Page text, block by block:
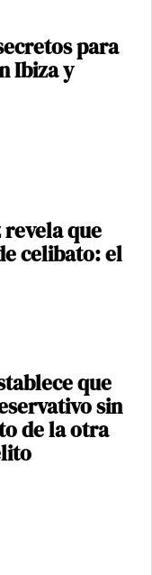
para
Ibiza y
que
celibato: el
que
sin
de la otra